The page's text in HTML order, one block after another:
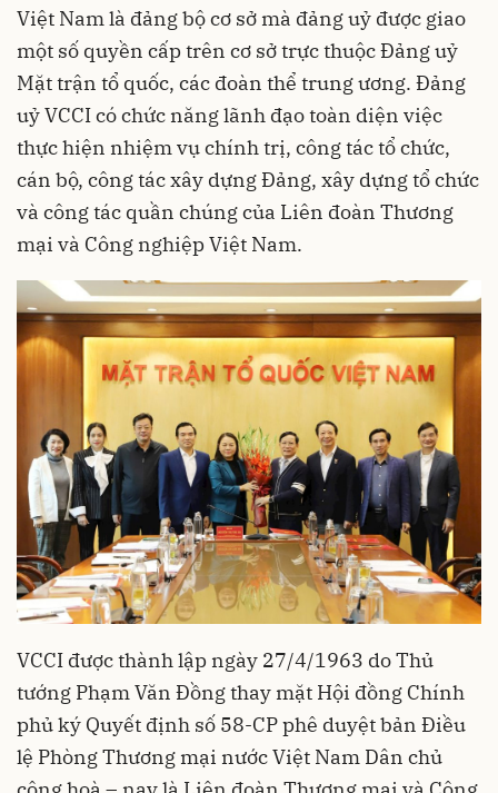
Việt Nam là đảng bộ cơ sở mà đảng uỷ được giao
một số quyền cấp trên cơ sở trực thuộc Đảng uỷ
Mặt trận tổ quốc, các đoàn thể trung ương. Đảng
uỷ VCCI có chức năng lãnh đạo toàn diện việc
thực hiện nhiệm vụ chính trị, công tác tổ chức,
cán bộ, công tác xây dựng Đảng, xây dựng tổ chức
và công tác quần chúng của Liên đoàn Thương
mại và Công nghiệp Việt Nam.
VCCI được thành lập ngày 27/4/1963 do Thủ
tướng Phạm Văn Đồng thay mặt Hội đồng Chính
phủ ký Quyết định số 58-CP phê duyệt bản Điều
lệ Phòng Thương mại nước Việt Nam Dân chủ